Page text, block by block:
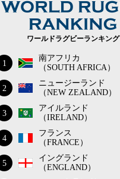
ワールドラグビーランキング
1
南アフリカ
（SOUTH AFRICA）
2
ニュージーランド
（NEW ZEALAND）
3
アイルランド
（IRELAND）
4
フランス
（FRANCE）
5
イングランド
（ENGLAND）